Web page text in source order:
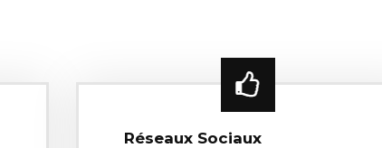
Réseaux Sociaux